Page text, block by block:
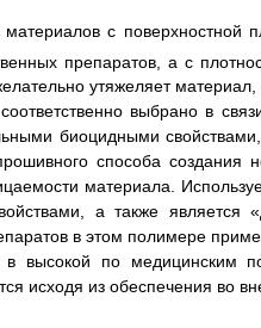
материалов с поверхностной
препаратов, а с
утяжеляет
выбрано в
биоцидными
способа создания
материала.
а также является
в этом полимере
высокой по медицинским
исходя из обеспечения во